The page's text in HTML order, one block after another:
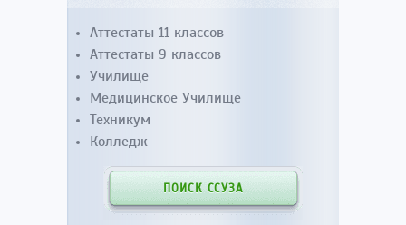
Аттестаты 11 классов
Аттестаты 9 классов
Училище
Медицинское Училище
Техникум
Колледж
ПОИСК ССУЗА